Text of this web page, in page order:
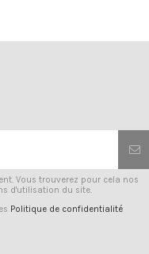
Vous trouverez pour cela nos
d'utilisation du site.
Politique de confidentialité